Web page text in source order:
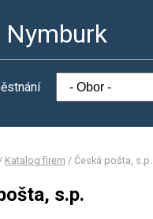
Nymburk
Katalog firem / Česká pošta, s.p.
s.p.